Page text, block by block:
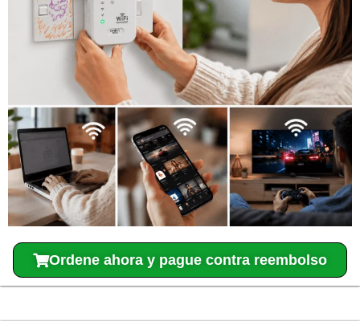
Ordene ahora y pague contra reembolso